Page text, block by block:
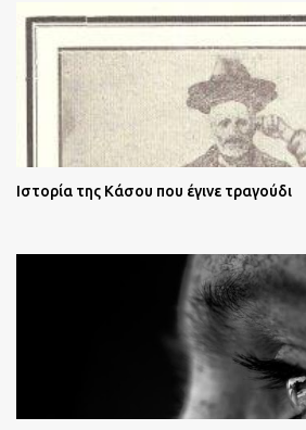
Ιστορία της Κάσου που έγινε τραγούδι